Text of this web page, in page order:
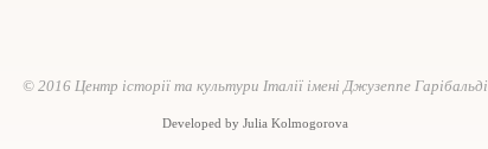
© 2016 Центр історії та культури Італії імені Джузеппе Гарібальді
Developed by Julia Kolmogorova